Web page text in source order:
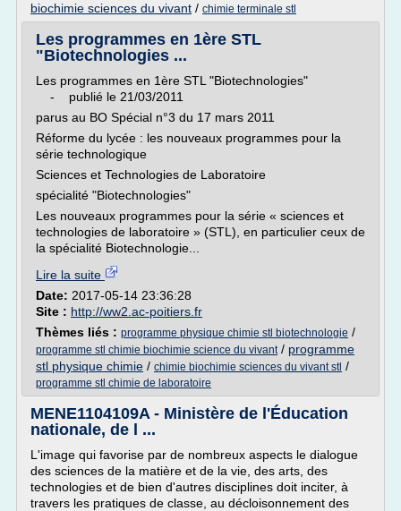
biochimie sciences du vivant / chimie terminale stl
Les programmes en 1ère STL
"Biotechnologies ...
Les programmes en 1ère STL "Biotechnologies"
- publié le 21/03/2011
parus au BO Spécial n°3 du 17 mars 2011
Réforme du lycée : les nouveaux programmes pour la
série technologique
Sciences et Technologies de Laboratoire
spécialité "Biotechnologies"
Les nouveaux programmes pour la série « sciences et
technologies de laboratoire » (STL), en particulier ceux de
la spécialité Biotechnologie...
Lire la suite
Date: 2017-05-14 23:36:28
Site : http://ww2.ac-poitiers.fr
Thèmes liés : programme physique chimie stl biotechnologie /
programme stl chimie biochimie science du vivant/ programme
stl physique chimie / chimie biochimie sciences du vivant stl /
programme stl chimie de laboratoire
MENE1104109A - Ministère de l'Éducation
nationale, de l ...
L'image qui favorise par de nombreux aspects le dialogue
des sciences de la matière et de la vie, des arts, des
technologies et de bien d'autres disciplines doit inciter, à
travers les pratiques de classe, au décloisonnement des